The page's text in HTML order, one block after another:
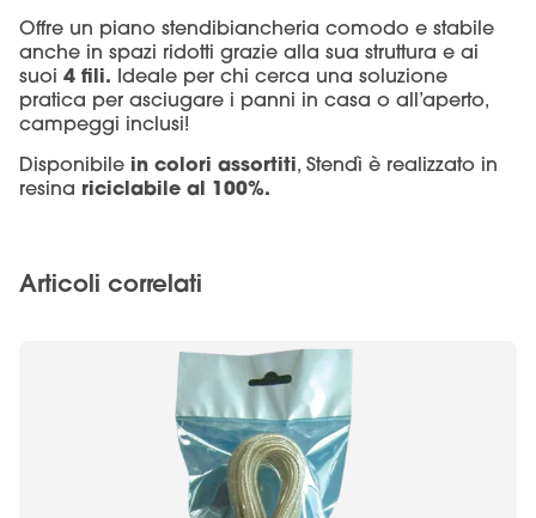
Offre un piano stendibiancheria comodo e stabile
anche in spazi ridotti grazie alla sua struttura e ai
suoi 4 fili. Ideale per chi cerca una soluzione
pratica per asciugare i panni in casa o all’aperto,
campeggi inclusi!
Disponibile in colori assortiti, Stendì è realizzato in
resina riciclabile al 100%.
Articoli correlati